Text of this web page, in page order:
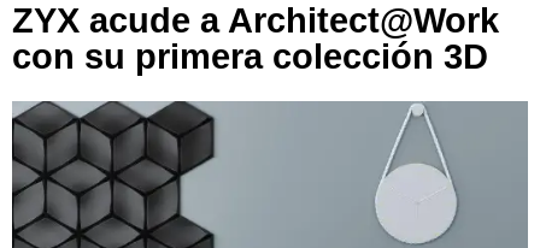
ZYX acude a Architect@Work
con su primera colección 3D